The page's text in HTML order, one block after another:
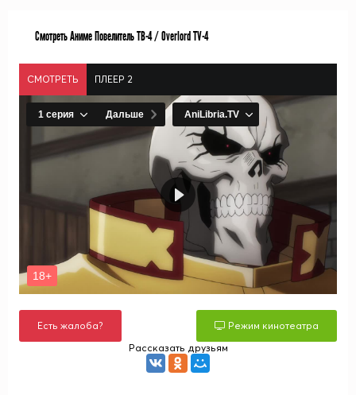
Смотреть Аниме Повелитель ТВ-4 / Overlord TV-4
СМОТРЕТЬ ПЛЕЕР 2
Есть жалоба?
Режим кинотеатра
Рассказать друзьям